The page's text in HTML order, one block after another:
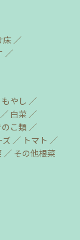
床
もやし
白菜
のこ類
トマト
その他根菜